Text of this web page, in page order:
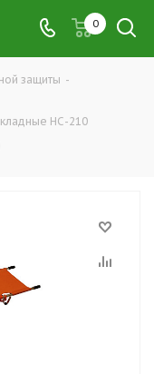
0
защиты -
НС-210